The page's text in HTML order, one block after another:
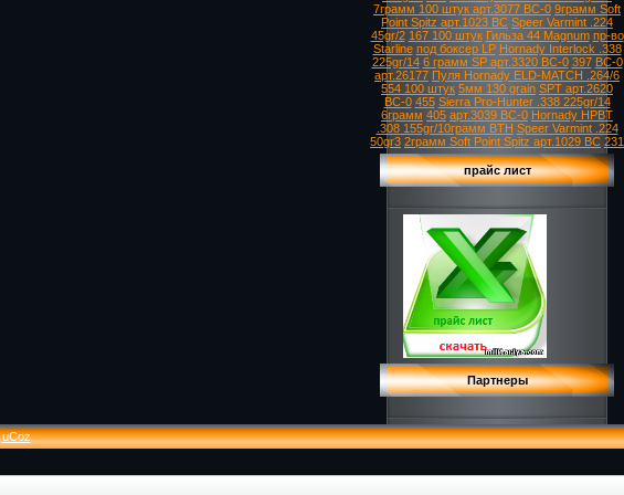
7грамм 100 штук арт.3077 ВС-0 9грамм Soft
Point Spitz арт.1023 ВС Speer Varmint .224
45gr/2 167 100 штук Гильза 44 Magnum пр-во
Starline под боксер LP Hornady Interlock .338
225gr/14 6 грамм SP арт.3320 ВС-0 397 ВС-0
арт.26177 Пуля Hornady ELD-MATCH .264/6
554 100 штук 5мм 130 grain SPT арт.2620
ВС-0 455 Sierra Pro-Hunter .338 225gr/14
6грамм 405 арт.3039 ВС-0 Hornady HPBT
.308 155gr/10грамм BTH Speer Varmint .224
50gr3 2грамм Soft Point Spitz арт.1029 ВС 231
прайс лист
Партнеры
uCoz